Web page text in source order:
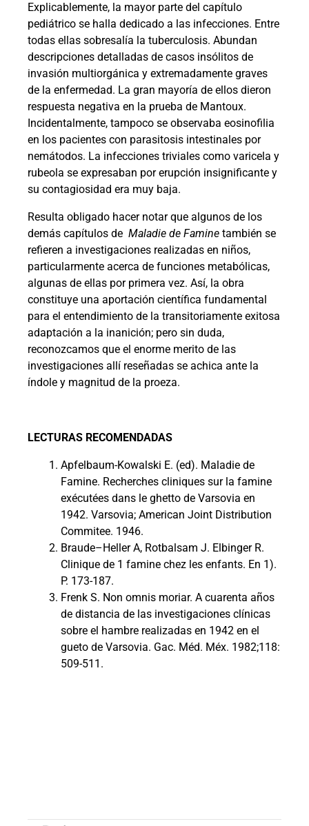
Explicablemente, la mayor parte del capítulo
pediátrico se halla dedicado a las infecciones. Entre
todas ellas sobresalía la tuberculosis. Abundan
descripciones detalladas de casos insólitos de
invasión multiorgánica y extremadamente graves
de la enfermedad. La gran mayoría de ellos dieron
respuesta negativa en la prueba de Mantoux.
Incidentalmente, tampoco se observaba eosinofilia
en los pacientes con parasitosis intestinales por
nemátodos. La infecciones triviales como varicela y
rubeola se expresaban por erupción insignificante y
su contagiosidad era muy baja.
Resulta obligado hacer notar que algunos de los
demás capítulos de Maladie de Famine también se
refieren a investigaciones realizadas en niños,
particularmente acerca de funciones metabólicas,
algunas de ellas por primera vez. Así, la obra
constituye una aportación científica fundamental
para el entendimiento de la transitoriamente exitosa
adaptación a la inanición; pero sin duda,
reconozcamos que el enorme merito de las
investigaciones allí reseñadas se achica ante la
índole y magnitud de la proeza.
LECTURAS RECOMENDADAS
Apfelbaum-Kowalski E. (ed). Maladie de
Famine. Recherches cliniques sur la famine
exécutées dans le ghetto de Varsovia en
1942. Varsovia; American Joint Distribution
Commitee. 1946.
Braude–Heller A, Rotbalsam J. Elbinger R.
Clinique de 1 famine chez les enfants. En 1).
P. 173-187.
Frenk S. Non omnis moriar. A cuarenta años
de distancia de las investigaciones clínicas
sobre el hambre realizadas en 1942 en el
gueto de Varsovia. Gac. Méd. Méx. 1982;118:
509-511.